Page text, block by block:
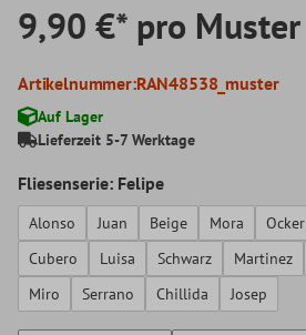
9,90 €* pro Muster
Artikelnummer:RAN48538_muster
Auf Lager
Lieferzeit 5-7 Werktage
Fliesenserie: Felipe
Alonso Juan Beige Mora Ocker
Cubero
Luisa Schwarz Martinez
Miro
Serrano Chillida Josep